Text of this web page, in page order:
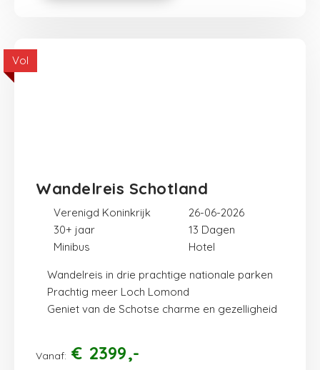
Wandelreis Schotland
30+ jaar 13
26-06-2026
Minibus Hotel
Verenigd Koninkrijk
Vol
Wandelreis in drie prachtige nationale parken
Prachtig meer Loch Lomond
Geniet van de Schotse charme en gezelligheid
Vanaf: € 2399